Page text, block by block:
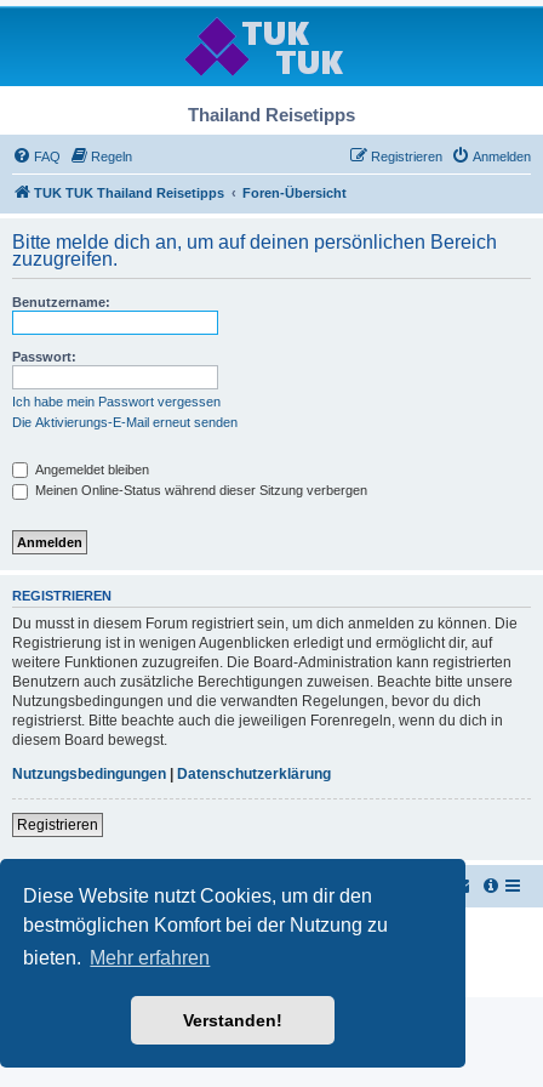
Diese Website nutzt Cookies, um dir den
bestmöglichen Komfort bei der Nutzung zu
bieten. Mehr erfahren
Verstanden!
Thailand Reisetipps
FAQ Regeln Anmelden
Registrieren
TUK TUK Thailand Reisetipps Foren-Übersicht
Bitte melde dich an, um auf deinen persönlichen Bereich
zuzugreifen.
Benutzername:
Passwort:
Ich habe mein Passwort vergessen
Die Aktivierungs-E-Mail erneut senden
Angemeldet bleiben
Meinen Online-Status während dieser Sitzung verbergen
REGISTRIEREN
Du musst in diesem Forum registriert sein, um dich anmelden zu können. Die
Registrierung ist in wenigen Augenblicken erledigt und ermöglicht dir, auf
weitere Funktionen zuzugreifen. Die Board-Administration kann registrierten
Benutzern auch zusätzliche Berechtigungen zuweisen. Beachte bitte unsere
Nutzungsbedingungen und die verwandten Regelungen, bevor du dich
registrierst. Bitte beachte auch die jeweiligen Forenregeln, wenn du dich in
diesem Board bewegst.
Nutzungsbedingungen
Datenschutzerklärung
Registrieren
TUK TUK Thailand Reisetipps Foren-Übersicht
Powered byphpBB ® Forum Software © phpBB Limited
Deutsche Übersetzung durch